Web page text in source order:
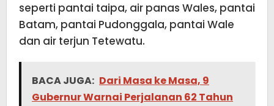
seperti pantai taipa, air panas Wales, pantai
Batam, pantai Pudonggala, pantai Wale
dan air terjun Tetewatu.
BACA JUGA: Dari Masa ke Masa, 9
Gubernur Warnai Perjalanan 62 Tahun